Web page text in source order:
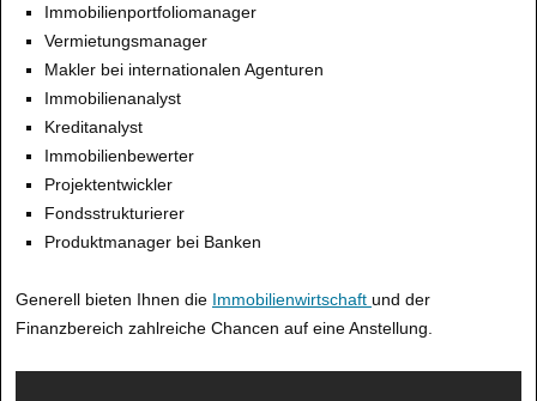
Immobilienportfoliomanager
Vermietungsmanager
Makler bei internationalen Agenturen
Immobilienanalyst
Kreditanalyst
Immobilienbewerter
Projektentwickler
Fondsstrukturierer
Produktmanager bei Banken
Generell bieten Ihnen die Immobilienwirtschaft und der
Finanzbereich zahlreiche Chancen auf eine Anstellung.